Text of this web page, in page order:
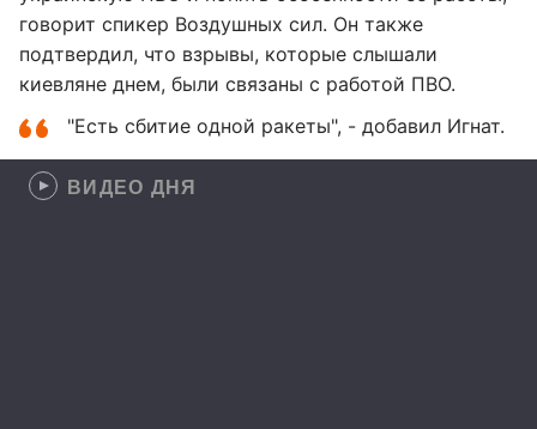
говорит спикер Воздушных сил. Он также
подтвердил, что взрывы, которые слышали
киевляне днем, были связаны с работой ПВО.
"Есть сбитие одной ракеты", - добавил Игнат.
ВИДЕО ДНЯ